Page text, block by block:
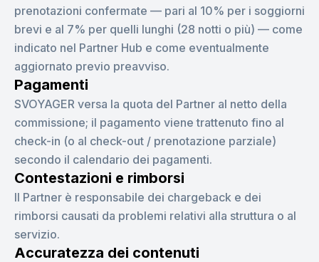
prenotazioni confermate — pari al 10% per i soggiorni
brevi e al 7% per quelli lunghi (28 notti o più) — come
indicato nel Partner Hub e come eventualmente
aggiornato previo preavviso.
Pagamenti
SVOYAGER versa la quota del Partner al netto della
commissione; il pagamento viene trattenuto fino al
check-in (o al check-out / prenotazione parziale)
secondo il calendario dei pagamenti.
Contestazioni e rimborsi
Il Partner è responsabile dei chargeback e dei
rimborsi causati da problemi relativi alla struttura o al
servizio.
Accuratezza dei contenuti